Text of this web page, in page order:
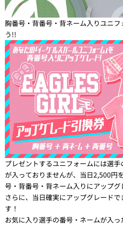
胸番号・背番号・背ネーム入りユニ
う!!
プレゼントするユニフォームには選
が入っておりませんが、当日2,500円
号・背番号・背ネーム入りにアップグ
さらに、当日確実にアップグレード
す！
お気に入り選手の番号・ネームが入